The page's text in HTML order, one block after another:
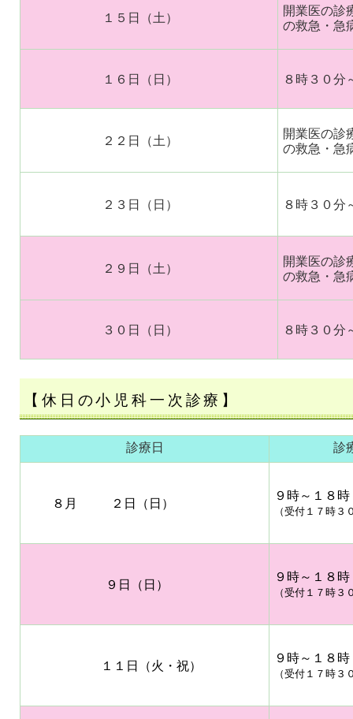
１５日（土）
開業医の診
の救急・急
１６日（日） ８時３０分
２２日（土）
開業医の診
の救急・急
２３日（日） ８時３０分
２９日（土）
開業医の診
の救急・急
３０日（日） ８時３０分
【休日の小児科一次診療】
診療日 診
８月 ２日（日） ９時～１８時
（受付１７時３
９日（日） ９時～１８時
（受付１７時３
１１日（火・祝） ９時～１８時
（受付１７時３